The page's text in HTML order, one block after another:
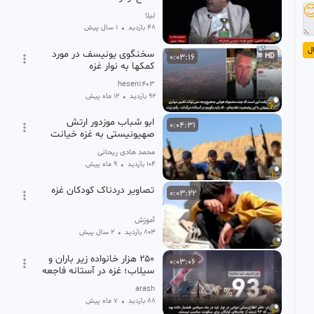
لیلا
48 بازدید • 1 سال پیش
HD
0:03:16
سخنگوی یونیسف در مورد
کمکها به نوار غزه
hesen1403
92 بازدید • 12 ماه پیش
0:04:31
ابو شباب موزدور ارتش
صهیونیستی به غزه خیانت
محمد هادی ریحانی
104 بازدید • 9 ماه پیش
0:03:22 تصاویر دردناک کودکان غزه
آموزش
803 بازدید • 2 سال پیش
0:03:06
۲۵۰ هزار خانواده زیر باران و
سیلاب؛ غزه در آستانه فاجعه
انسانی
arash
88 بازدید • 7 ماه پیش